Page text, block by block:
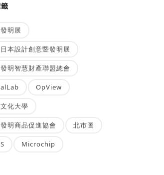
明展
日本設計創意暨發明展
明智慧財產聯盟總會
OpView
化大學
明商品促進協會 北市圖
Microchip